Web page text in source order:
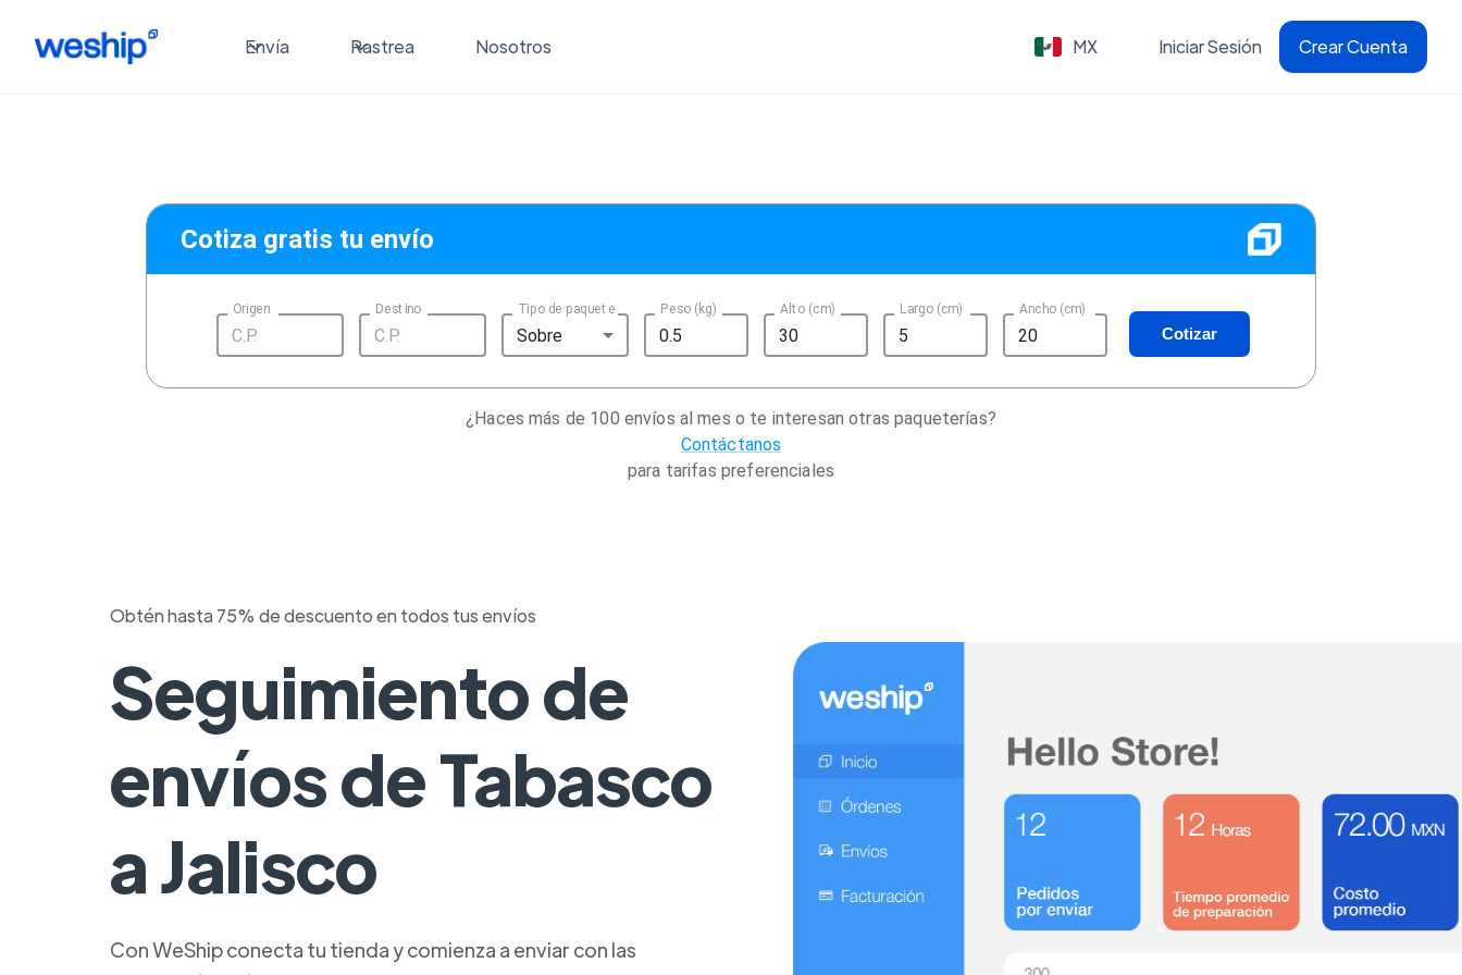
Envía Rastrea Nosotros MX Iniciar Sesión Crear Cuenta
Cotiza gratis tu envío
Origen Destino Tipo de paquete
Sobre
Peso (kg) Alto (cm) Largo (cm) Ancho (cm)
Cotizar
¿Haces más de 100 envíos al mes o te interesan otras paqueterías?
Contáctanos
para tarifas preferenciales
Obtén hasta 75% de descuento en todos tus envíos
Seguimiento de
envíos de Tabasco
a Jalisco
Con WeShip conecta tu tienda y comienza a enviar con las